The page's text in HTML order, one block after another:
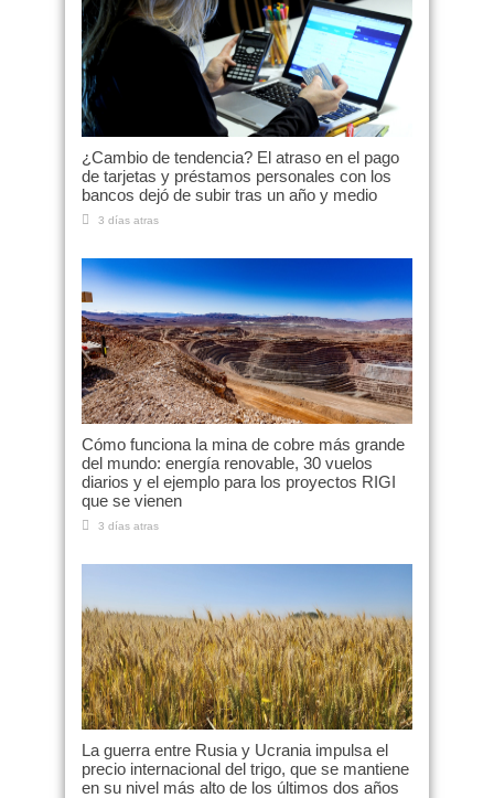
¿Cambio de tendencia? El atraso en el pago
de tarjetas y préstamos personales con los
bancos dejó de subir tras un año y medio
3 días atras
Cómo funciona la mina de cobre más grande
del mundo: energía renovable, 30 vuelos
diarios y el ejemplo para los proyectos RIGI
que se vienen
3 días atras
La guerra entre Rusia y Ucrania impulsa el
precio internacional del trigo, que se mantiene
en su nivel más alto de los últimos dos años